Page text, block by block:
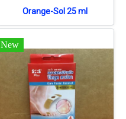
Orange-Sol 25 ml
New